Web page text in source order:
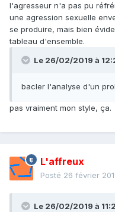
l'agresseur n'a pas pu
une agression sexuelle
se produire, mais bien
tableau d'ensemble.
Le 26/02/2019 à
bacler l'analyse d'un
pas vraiment mon style, ça.
L'affreux
Posté 26 février
Le 26/02/2019 à